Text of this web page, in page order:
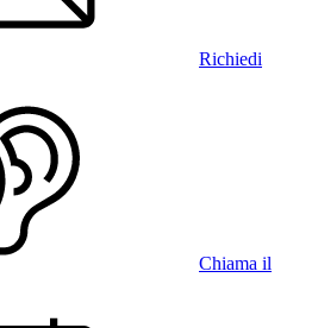
Richiedi
Chiama il